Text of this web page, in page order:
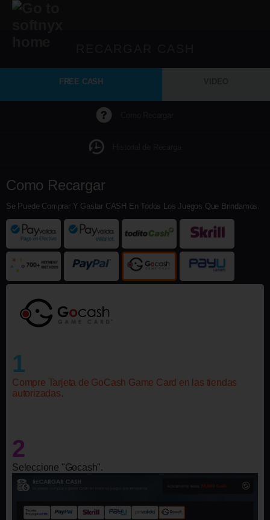
FREE CASH
Como Recargar
Se Puede Comprar Y Gastar CASH En Todos Los Juegos Que Brindamos.
1
Compre Tarjeta de GoCash Game Card en las tiendas
autorizadas.
2
Seleccione "Gocash".